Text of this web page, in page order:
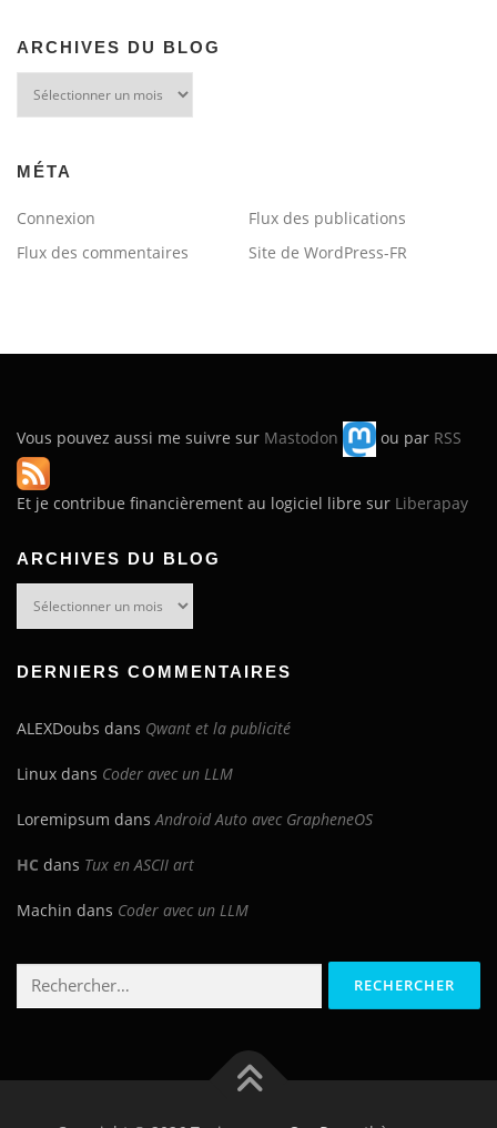
ARCHIVES DU BLOG
MÉTA
Connexion
Flux des publications
Flux des commentaires
Site de WordPress-FR
Vous pouvez aussi me suivre sur Mastodon ou par RSS
Et je contribue financièrement au logiciel libre sur Liberapay
ARCHIVES DU BLOG
DERNIERS COMMENTAIRES
ALEXDoubs dans Qwant et la publicité
Linux dans Coder avec un LLM
Loremipsum dansAndroid Auto avec GrapheneOS
HC dans Tux en ASCII art
Machin dans Coder avec un LLM
Rechercher :